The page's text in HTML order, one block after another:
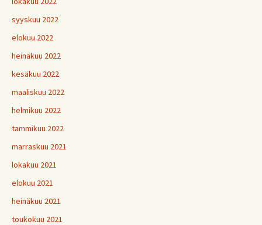
syyskuu 2022
elokuu 2022
heinäkuu 2022
kesäkuu 2022
maaliskuu 2022
helmikuu 2022
tammikuu 2022
marraskuu 2021
lokakuu 2021
elokuu 2021
heinäkuu 2021
toukokuu 2021